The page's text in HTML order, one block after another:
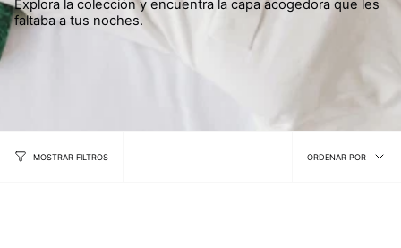
Explora la colección y encuentra la capa acogedora que les
faltaba a tus noches.
MOSTRAR FILTROS ORDENAR POR